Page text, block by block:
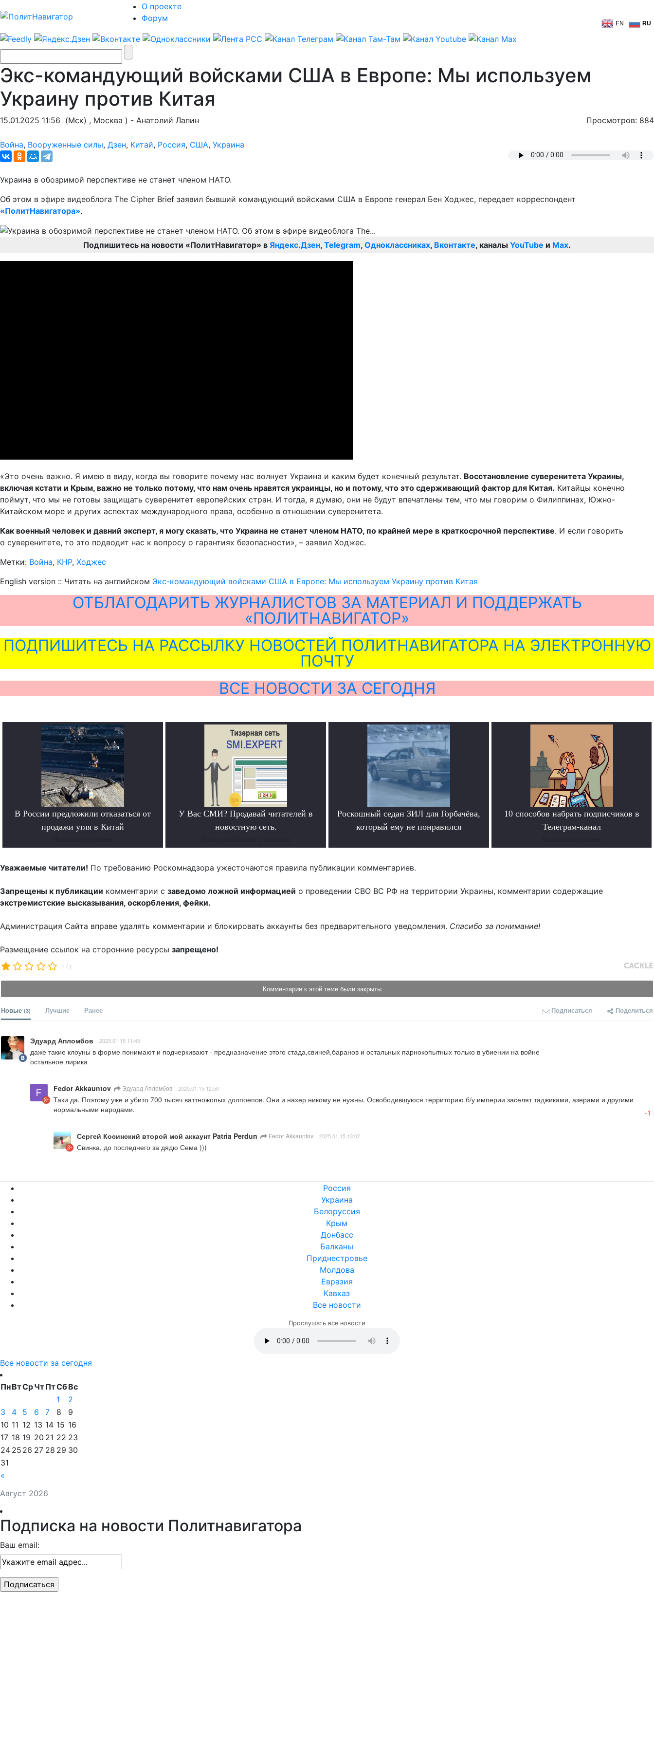
О проекте
Форум
EN RU
Экс-командующий войсками США в Европе: Мы используем
Украину против Китая
15.01.2025 11:56 (Мск) , Москва ) - Анатолий Лапин Просмотров: 884
Война, Вооруженные силы, Дзен, Китай, Россия, США, Украина
Украина в обозримой перспективе не станет членом НАТО.
Об этом в эфире видеоблога The Cipher Brief заявил бывший командующий войсками США в Европе генерал Бен Ходжес, передает корреспондент
«ПолитНавигатора».
Подпишитесь на новости «ПолитНавигатор» в Яндекс.Дзен, Telegram, Одноклассниках, Вконтакте, каналы YouTube и Max.
«Это очень важно. Я имею в виду, когда вы говорите почему нас волнует Украина и каким будет конечный результат. Восстановление суверенитета Украины,
включая кстати и Крым, важно не только потому, что нам очень нравятся украинцы, но и потому, что это сдерживающий фактор для Китая. Китайцы конечно
поймут, что мы не готовы защищать суверенитет европейских стран. И тогда, я думаю, они не будут впечатлены тем, что мы говорим о Филиппинах, Южно-
Китайском море и других аспектах международного права, особенно в отношении суверенитета.
Как военный человек и давний эксперт, я могу сказать, что Украина не станет членом НАТО, по крайней мере в краткосрочной перспективе. И если говорить
о суверенитете, то это подводит нас к вопросу о гарантиях безопасности», – заявил Ходжес.
Метки: Война, КНР, Ходжес
English version :: Читать на английском Экс-командующий войсками США в Европе: Мы используем Украину против Китая
ОТБЛАГОДАРИТЬ ЖУРНАЛИСТОВ ЗА МАТЕРИАЛ И ПОДДЕРЖАТЬ
«ПОЛИТНАВИГАТОР»
ПОДПИШИТЕСЬ НА РАССЫЛКУ НОВОСТЕЙ ПОЛИТНАВИГАТОРА НА ЭЛЕКТРОННУЮ
ПОЧТУ
ВСЕ НОВОСТИ ЗА СЕГОДНЯ
В России предложили отказаться от
продажи угля в Китай
У Вас СМИ? Продавай читателей в
новостную сеть.
Роскошный седан ЗИЛ для Горбачёва,
который ему не понравился
10 способов набрать подписчиков в
Телеграм-канал
Уважаемые читатели! По требованию Роскомнадзора ужесточаются правила публикации комментариев.
Запрещены к публикации комментарии с заведомо ложной информацией о проведении СВО ВС РФ на территории Украины, комментарии содержащие
экстремистские высказывания, оскорбления, фейки.
Администрация Сайта вправе удалять комментарии и блокировать аккаунты без предварительного уведомления. Спасибо за понимание!
Размещение ссылок на сторонние ресурсы запрещено!
1 / 1
Комментарии к этой теме были закрыты
Новые (3) Лучшие Ранее Подписаться Поделиться
Эдуард Апломбов 2025.01.15 11:45
даже такие клоуны в форме понимают и подчеркивают - предназначение этого стада,свиней,баранов и остальных парнокопытных только в убиении на войне
остальное лирика
Fedor Akkauntov Эдуард Апломбов 2025.01.15 12:50
Таки да. Поэтому уже и убито 700 тысяч ваттножопых долпоепов. Они и нахер никому не нужны. Освободившуюся территорию б/у империи заселят таджиками, азерами и другими
нормальными народами.
-1
Сергей Косинский второй мой аккаунт Patria Perdun Fedor Akkauntov 2025.01.15 13:02
Свинка, до последнего за дядю Сема )))
Россия
Украина
Белоруссия
Крым
Донбасс
Балканы
Приднестровье
Молдова
Евразия
Кавказ
Все новости
Прослушать все новости
Все новости за сегодня
Август 2026
ПнВтСрЧтПтСбВс
«
1
2
3
4 5 6 7 8
9
10 11 12 13 14 15 16
17 18 19 20 21 22 23
24 25 26 27 28 29 30
31
Подписка на новости Политнавигатора
Ваш email: